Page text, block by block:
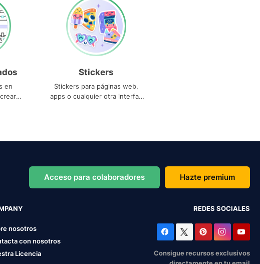
en
Stickers
Stickers para páginas web,
apps o cualquier otra interfaz
Acceso para colaboradores Hazte premium
nosotros
con nosotros
Licencia
REDES SOCIALES
Consigue recursos exclusivos